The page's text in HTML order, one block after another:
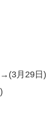
月29日)